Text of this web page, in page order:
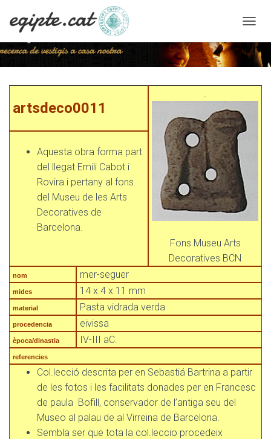
A
N
A
L
artsdeco0011
artsdeco0011
.
Fons Museu Arts
Decoratives BCN
Aquesta obra forma part
del llegat Emili Cabot i
Rovira i pertany al fons
del Museu de les Arts
Decoratives de
Barcelona.
nom mer-seguer
mides 14 x 4 x 11 mm
material Pasta vidrada verda
procedencia eivissa
època/dinastia IV-III aC.
referencies
Col.lecció descrita per en Sebastiá Bartrina a partir
de les fotos i les facilitats donades per en Francesc
de paula Bofill, conservador de l’antiga seu del
Museo al palau de al Virreina de Barcelona.
Sembla ser que tota la col.leccio procedeix